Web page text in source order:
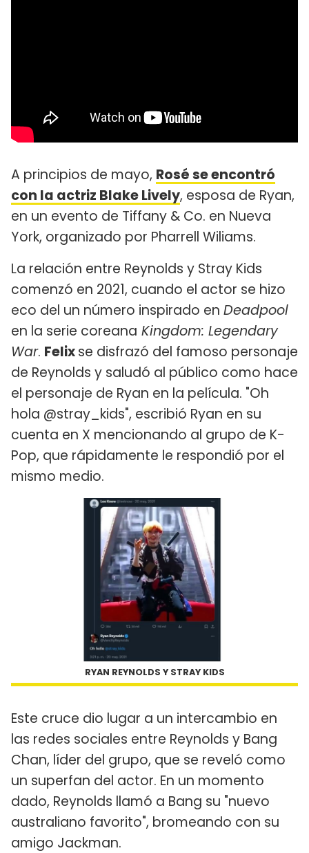
A principios de mayo, Rosé se encontró
con la actriz Blake Lively, esposa de Ryan,
en un evento de Tiffany & Co. en Nueva
York, organizado por Pharrell Wiliams.
La relación entre Reynolds y Stray Kids
comenzó en 2021, cuando el actor se hizo
eco del un número inspirado en Deadpool
en la serie coreana Kingdom: Legendary
War. Felixse disfrazó del famoso personaje
de Reynolds y saludó al público como hace
el personaje de Ryan en la película. "Oh
hola @stray_kids", escribió Ryan en su
cuenta en X mencionando al grupo de K-
Pop, que rápidamente le respondió por el
mismo medio.
RYAN REYNOLDS Y STRAY KIDS
Este cruce dio lugar a un intercambio en
las redes sociales entre Reynolds y Bang
Chan, líder del grupo, que se reveló como
un superfan del actor. En un momento
dado, Reynolds llamó a Bang su "nuevo
australiano favorito", bromeando con su
amigo Jackman.